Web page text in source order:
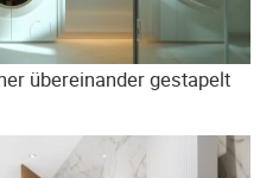
übereinander gestapelt